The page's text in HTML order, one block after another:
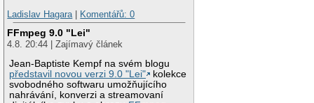
Ladislav Hagara| Komentářů: 0
FFmpeg 9.0 "Lei"
4.8. 20:44 | Zajímavý článek
Jean-Baptiste Kempf na svém blogu
představil novou verzi 9.0 "Lei"
kolekce
svobodného softwaru umožňujícího
nahrávání, konverzi a streamovaní